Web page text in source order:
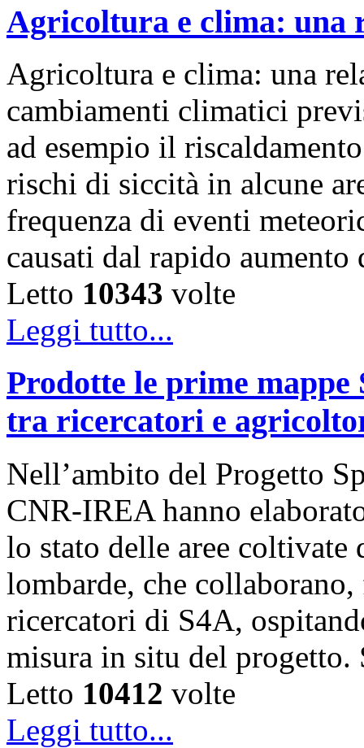
Agricoltura e clima: una
Agricoltura e clima: una
cambiamenti climatici
ad esempio il
rischi di siccità in alcune
frequenza di eventi
causati dal rapido
Letto 10343 volte
Leggi tutto...
Prodotte le prime
tra ricercatori e
Nell’ambito del Progetto
CNR-IREA hanno
lo stato delle aree coltivate
lombarde, che
ricercatori di S4A,
misura in situ del
Letto 10412 volte
Leggi tutto...